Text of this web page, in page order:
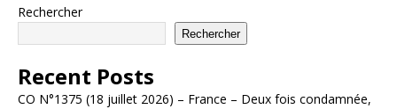
Rechercher
Rechercher
Recent Posts
CO N°1375 (18 juillet 2026) – France – Deux fois condamnée,